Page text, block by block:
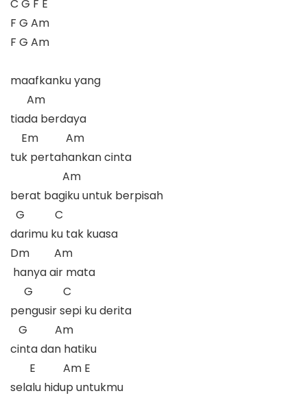
C G F E
F G Am
F G Am
maafkanku yang
      Am
tiada berdaya
    Em          Am
tuk pertahankan cinta
                   Am
berat bagiku untuk berpisah
  G           C
darimu ku tak kuasa
Dm         Am
hanya air mata
     G           C
pengusir sepi ku derita
   G          Am
cinta dan hatiku
       E          Am E
selalu hidup untukmu